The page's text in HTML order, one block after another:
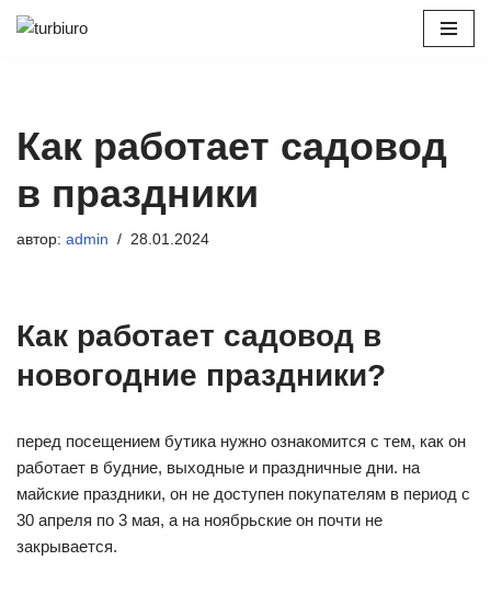
Как работает садовод
в праздники
автор: admin 28.01.2024
Как работает садовод в
новогодние праздники?
перед посещением бутика нужно ознакомится с тем, как он
работает в будние, выходные и праздничные дни. на
майские праздники, он не доступен покупателям в период с
30 апреля по 3 мая, а на ноябрьские он почти не
закрывается.